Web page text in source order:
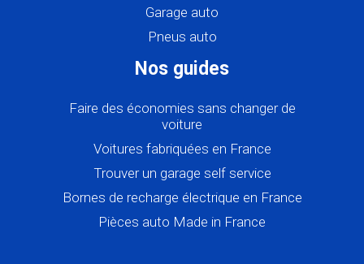
Garage auto
Pneus auto
Nos guides
Faire des économies sans changer de
voiture
Voitures fabriquées en France
Trouver un garage self service
Bornes de recharge électrique en France
Pièces auto Made in France